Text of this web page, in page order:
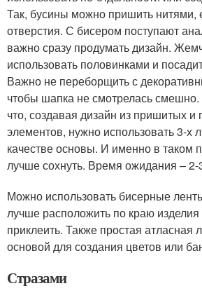
Так, бусины можно пришить нитями,
отверстия. С бисером поступают
важно сразу продумать дизайн.
использовать половинками и
Важно не переборщить с
чтобы шапка не смотрелась смешно.
что, создавая дизайн из пришитых и
элементов, нужно использовать 3-х
качестве основы. И именно в таком
лучше сохнуть. Время ожидания – 2-
Можно использовать бисерные
лучше расположить по краю изделия
приклеить. Также простая атласная
основой для создания цветов или
Стразами